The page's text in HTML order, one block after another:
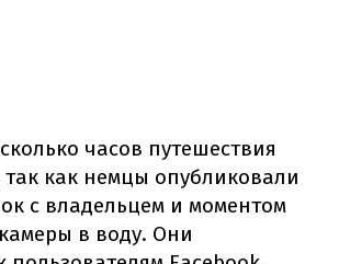
сколько часов путешествия
так как немцы опубликовали
с владельцем и моментом
камеры в воду. Они